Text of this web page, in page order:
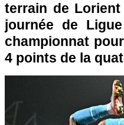
terrain de
journée de
championnat
4 points de la